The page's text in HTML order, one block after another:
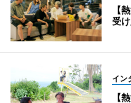
【
受
イン
【